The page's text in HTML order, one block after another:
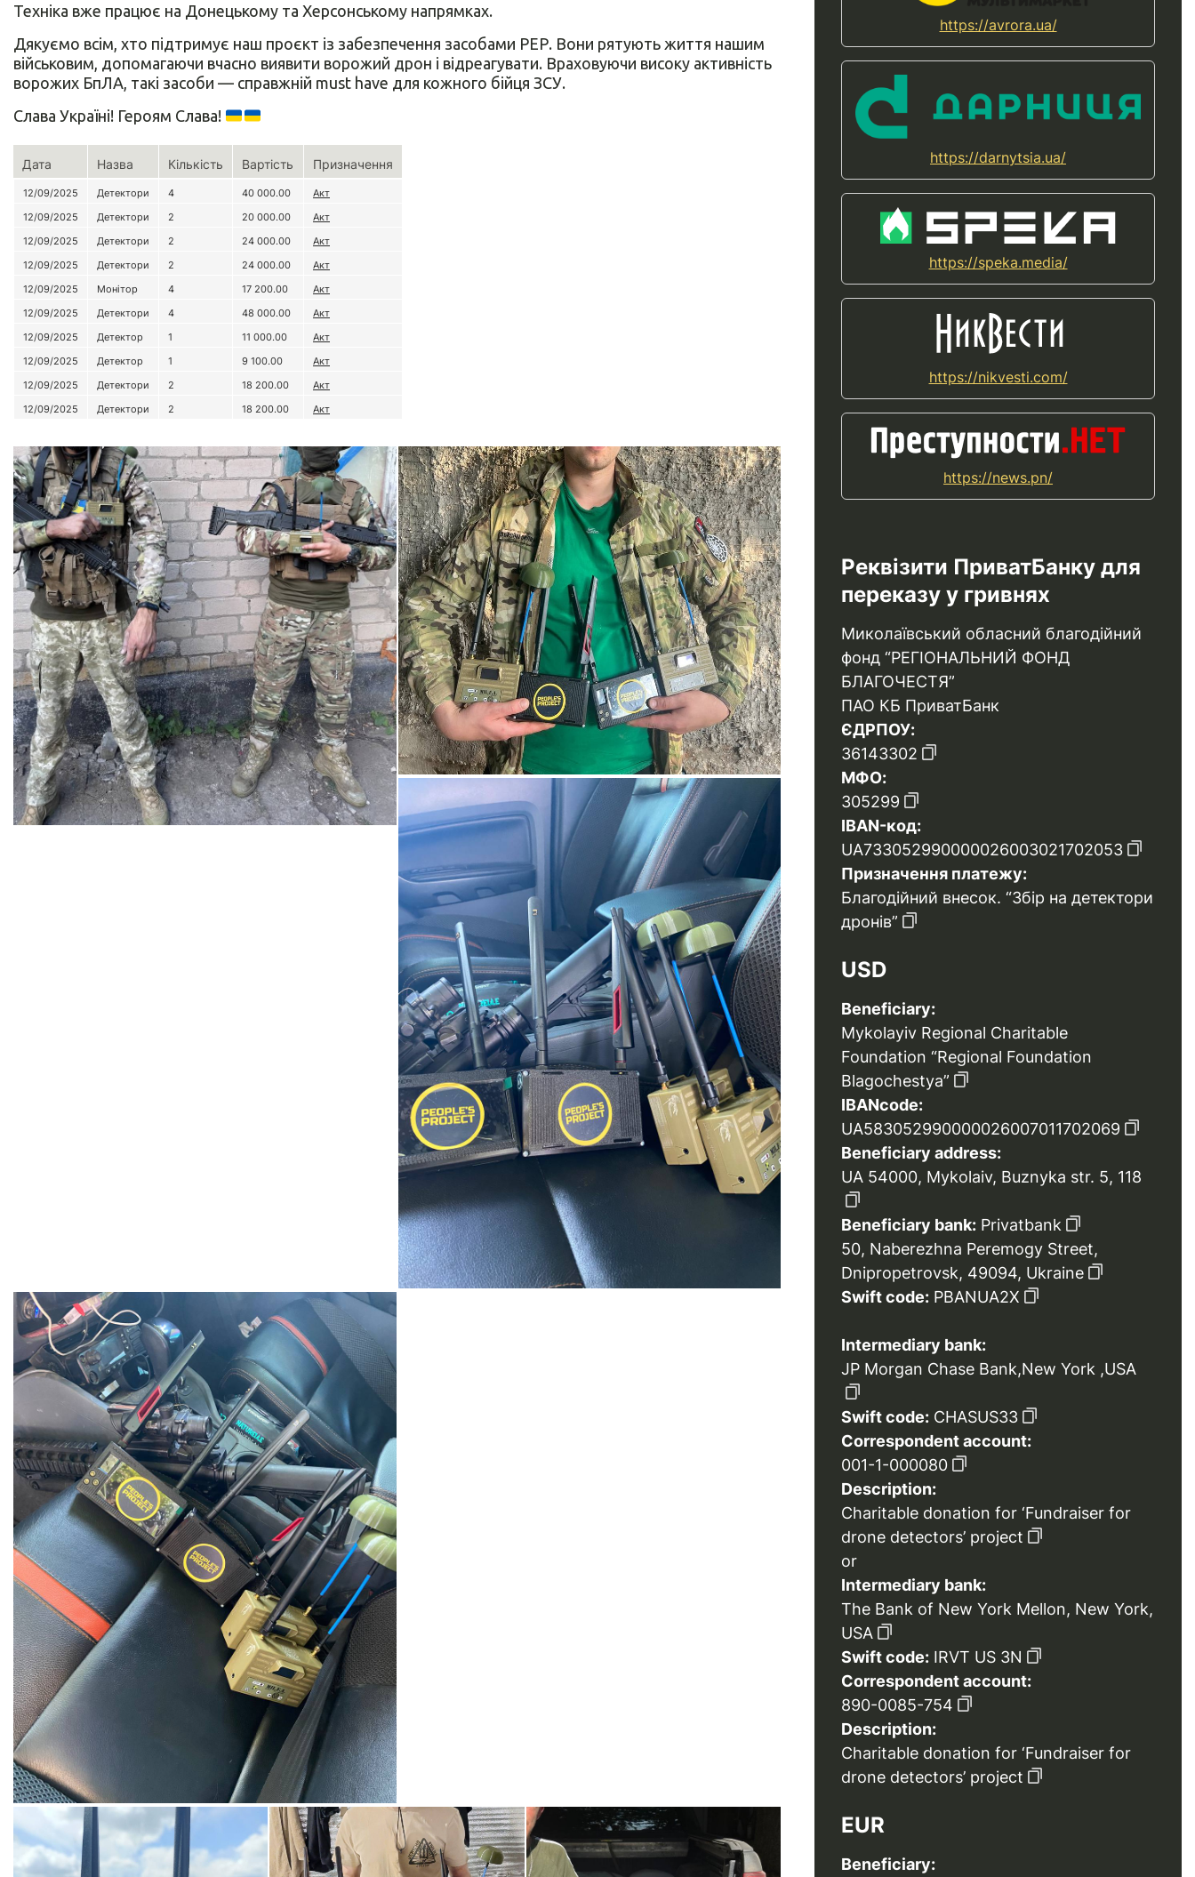
Техніка вже працює на Донецькому та Херсонському напрямках.
Дякуємо всім, хто підтримує наш проєкт із забезпечення засобами РЕР. Вони рятують життя нашим
військовим, допомагаючи вчасно виявити ворожий дрон і відреагувати. Враховуючи високу активність
ворожих БпЛА, такі засоби — справжній must have для кожного бійця ЗСУ.
Слава Україні! Героям Слава!
Дата Назва Кількість Вартість Призначення
12/09/2025 Детектори 4 40 000.00
Акт
12/09/2025
Детектори 2 20 000.00
Акт
12/09/2025
Детектори 2 24 000.00
Акт
12/09/2025
Детектори 2 24 000.00
Акт
12/09/2025
Монітор 4 17 200.00
Акт
12/09/2025
Детектори 4 48 000.00
Акт
12/09/2025
Детектор 1 11 000.00
Акт
12/09/2025
Детектор 1 9 100.00
Акт
12/09/2025
Детектори 2 18 200.00
Акт
12/09/2025
Детектори 2 18 200.00 Акт
https://avrora.ua/
https://darnytsia.ua/
https://speka.media/
https://nikvesti.com/
https://news.pn/
Реквізити ПриватБанку для
переказу у гривнях
Миколаївський обласний благодійний
фонд “РЕГІОНАЛЬНИЙ ФОНД
БЛАГОЧЕСТЯ”
ПАО КБ ПриватБанк
ЄДРПОУ:
36143302
МФО:
305299
IBAN-код:
UA733052990000026003021702053
Призначення платежу:
Благодійний внесок. “Збір на детектори
дронів”
USD
Beneficiary:
Mykolayiv Regional Charitable
Foundation “Regional Foundation
Blagochestya”
IBANcode:
UA583052990000026007011702069
Beneficiary address:
UA 54000, Mykolaiv, Buznyka str. 5, 118
Beneficiary bank: Privatbank
50, Naberezhna Peremogy Street,
Dnipropetrovsk, 49094, Ukraine
Swift code: PBANUA2X
Intermediary bank:
JP Morgan Chase Bank,New York ,USA
Swift code: CHASUS33
Correspondent account:
001-1-000080
Description:
Charitable donation for ‘Fundraiser for
drone detectors’ project
or
Intermediary bank:
The Bank of New York Mellon, New York,
USA
Swift code: IRVT US 3N
Correspondent account:
890-0085-754
Description:
Charitable donation for ‘Fundraiser for
drone detectors’ project
EUR
Beneficiary: